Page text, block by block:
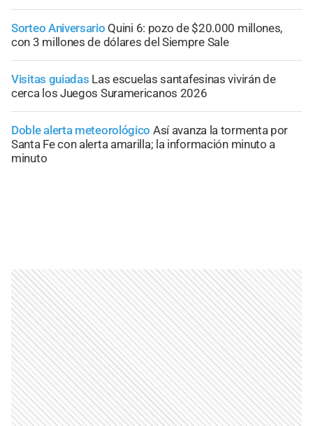
Sorteo Aniversario Quini 6: pozo de $20.000 millones,
con 3 millones de dólares del Siempre Sale
Visitas guiadas Las escuelas santafesinas vivirán de
cerca los Juegos Suramericanos 2026
Doble alerta meteorológico Así avanza la tormenta por
Santa Fe con alerta amarilla; la información minuto a
minuto